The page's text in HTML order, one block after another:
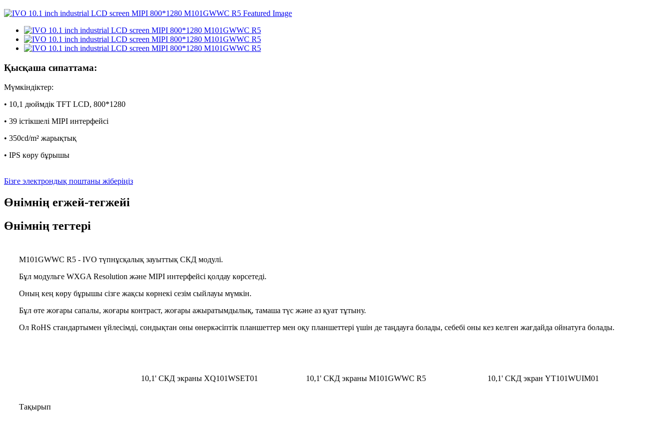
Қысқаша сипаттама:
Мүмкіндіктер:
• 10,1 дюймдік TFT LCD, 800*1280
• 39 істікшелі MIPI интерфейсі
• 350cd/m² жарықтық
• IPS көру бұрышы
Бізге электрондық поштаны жіберіңіз
Өнімнің егжей-тегжейі
Өнімнің тегтері
M101GWWC R5 - IVO түпнұсқалық зауыттық СКД модулі.
Бұл модульге WXGA Resolution және MIPI интерфейсі қолдау көрсетеді.
Оның кең көру бұрышы сізге жақсы көрнекі сезім сыйлауы мүмкін.
Бұл өте жоғары сапалы, жоғары контраст, жоғары ажыратымдылық, тамаша түс және аз қуат тұтыну.
Ол RoHS стандартымен үйлесімді, сондықтан оны өнеркәсіптік планшеттер мен оқу планшеттері үшін де таңдауға болады, себебі оны кез келген жағдайда ойнатуға болады.
Тақырып
10,1' СКД экраны XQ101WSET01 10,1' СКД экраны M101GWWC R5 10,1' СКД экран YT101WUIM01